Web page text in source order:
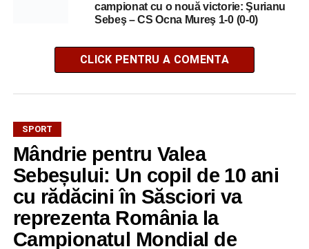
campionat cu o nouă victorie: Şurianu
Sebeş – CS Ocna Mureş 1-0 (0-0)
CLICK PENTRU A COMENTA
SPORT
Mândrie pentru Valea
Sebeșului: Un copil de 10 ani
cu rădăcini în Săsciori va
reprezenta România la
Campionatul Mondial de